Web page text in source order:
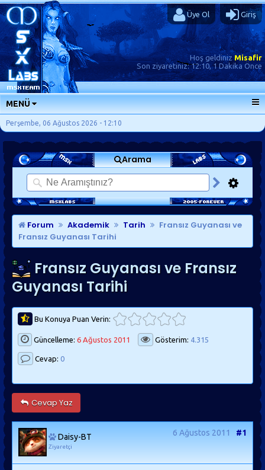
Üye Ol Giriş
Hoş geldinizMisafir
Son ziyaretiniz:12:10, 1 Dakika Önce
MENÜ
ANA SAYFA
FORUMLAR
SORU-CEVAP
GÜNLÜKLER
SON MESAJLAR
KISAYOLLAR
Perşembe, 06 Ağustos 2026 - 12:10
Arama
Forum Akademik Tarih
Fransız Guyanası ve
Fransız Guyanası Tarihi
Fransız Guyanası ve Fransız
Guyanası Tarihi
Bu Konuya Puan Verin:
Güncelleme: 6 Ağustos 2011 Gösterim: 4.315
Cevap: 0
Cevap Yaz
Daisy-BT
Ziyaretçi
6 Ağustos 2011 #1